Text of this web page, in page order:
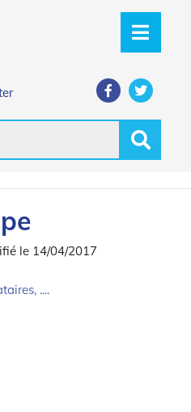
le 14/04/2017
....